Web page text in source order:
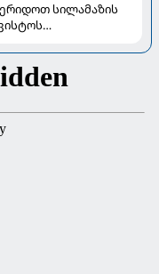
სილამაზის